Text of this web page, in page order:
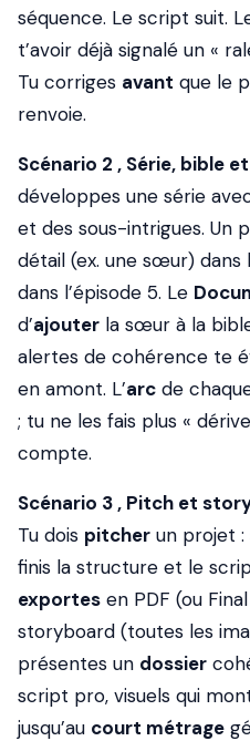
séquence. Le script suit.
t’avoir déjà signalé un «
Tu corriges avant que le
renvoie.
Scénario 2 , Série, bible
développes une série
et des sous-intrigues. Un
détail (ex. une sœur) dans
dans l’épisode 5. Le
d’ajouter la sœur à la
alertes de cohérence te
en amont. L’arc de
; tu ne les fais plus «
compte.
Scénario 3 , Pitch et
Tu dois pitcher un projet :
finis la structure et le
exportes en PDF (ou
storyboard (toutes les
présentes un dossier
script pro, visuels qui
jusqu’au court métrage